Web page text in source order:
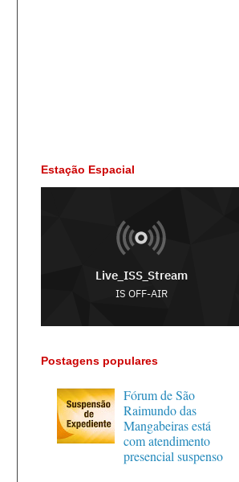
Estação Espacial
Postagens populares
Fórum de São
Raimundo das
Mangabeiras está
com atendimento
presencial suspenso